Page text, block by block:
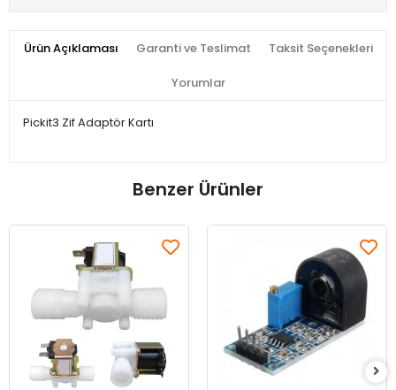
Ürün Açıklaması Garanti ve Teslimat Taksit Seçenekleri
Yorumlar
Pickit3 Zif Adaptör Kartı
Benzer Ürünler